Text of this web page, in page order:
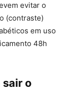
evitar o
(contraste)
em uso
48h
sair o